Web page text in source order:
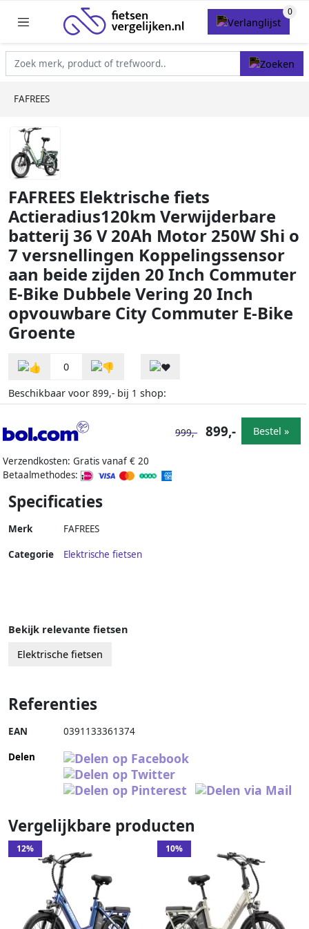
FAFREES
FAFREES Elektrische fiets
Actieradius120km Verwijderbare
batterij 36 V 20Ah Motor 250W Shi o
7 versnellingen Koppelingssensor
aan beide zijden 20 Inch Commuter
E-Bike Dubbele Vering 20 Inch
opvouwbare City Commuter E-Bike
Groente
0
Beschikbaar voor 899,- bij 1 shop:
Verzendkosten: Gratis vanaf € 20
Betaalmethodes:
999,- 899,- Bestel »
Specificaties
Merk FAFREES
Categorie Elektrische fietsen
Bekijk relevante fietsen
Elektrische fietsen
Referenties
EAN 0391133361374
Delen
Vergelijkbare producten
12% 10%